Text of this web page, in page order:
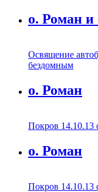
о. Роман и
Освящение
бездомным
о. Роман
Покров 14.10.13
о. Роман
Покров 14.10.13